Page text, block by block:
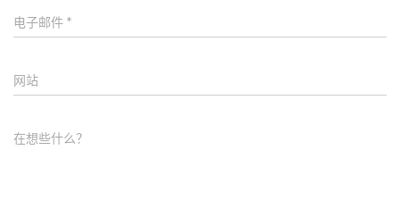
电子邮件 *
网站
在想些什么？